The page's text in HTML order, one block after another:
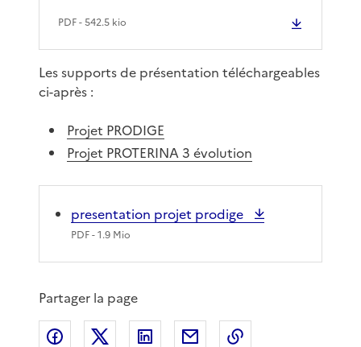
PDF- 542.5 kio
Les supports de présentation téléchargeables
ci-après :
Projet PRODIGE
Projet PROTERINA 3 évolution
presentation projet prodige
PDF- 1.9 Mio
Partager la page
Partager sur Facebook
Partager sur XPartager sur LinkedIn
Partager par email